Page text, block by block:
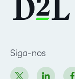
Siga-nos